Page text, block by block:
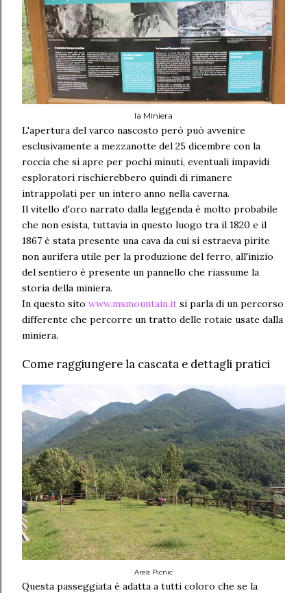
la Miniera
L'apertura del varco nascosto però può avvenire
esclusivamente a mezzanotte del 25 dicembre con la
roccia che si apre per pochi minuti, eventuali impavidi
esploratori rischierebbero quindi di rimanere
intrappolati per un intero anno nella caverna.
Il vitello d'oro narrato dalla leggenda è molto probabile
che non esista, tuttavia in questo luogo tra il 1820 e il
1867 è stata presente una cava da cui si estraeva pirite
non aurifera utile per la produzione del ferro, all'inizio
del sentiero è presente un pannello che riassume la
storia della miniera.
In questo sito www.msmountain.it si parla di un percorso
differente che percorre un tratto delle rotaie usate dalla
miniera.
Come raggiungere la cascata e dettagli pratici
Area Picnic
Questa passeggiata è adatta a tutti coloro che se la